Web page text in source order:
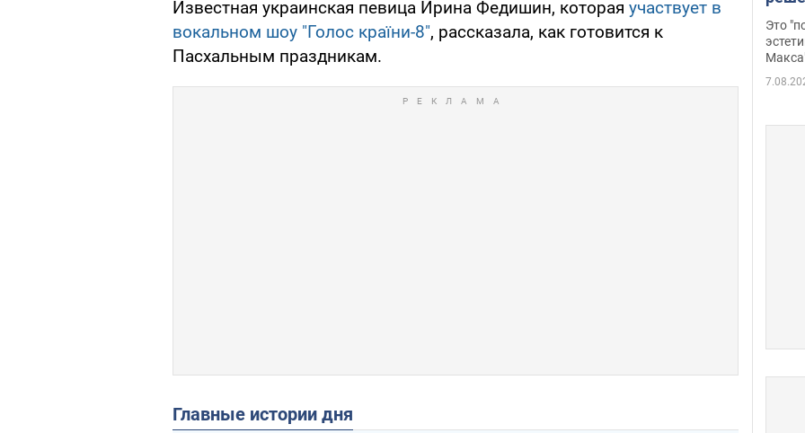
Известная украинская певица Ирина Федишин, которая участвует в
вокальном шоу "Голос країни-8", рассказала, как готовится к
Пасхальным праздникам.
Главные истории дня
Это